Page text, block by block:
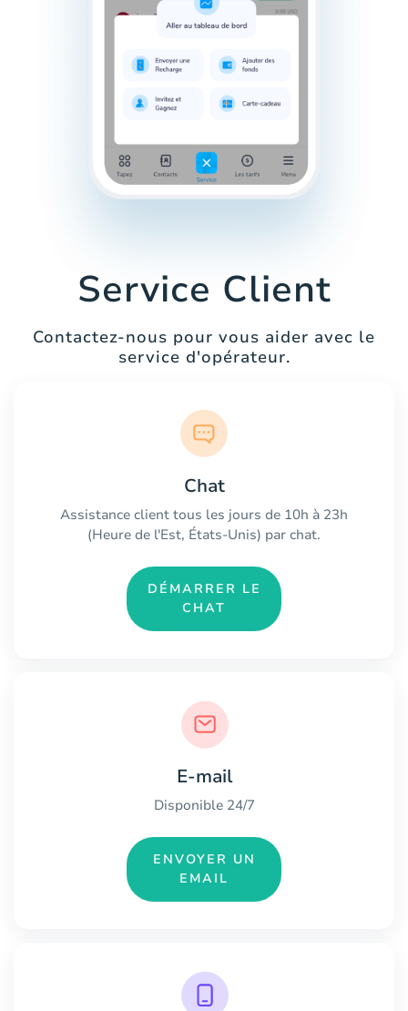
Service Client
Contactez-nous pour vous aider avec le
service d'opérateur.
Chat
Assistance client tous les jours de 10h à 23h
(Heure de l'Est, États-Unis) par chat.
DÉMARRER LE
CHAT
E-mail
Disponible 24/7
ENVOYER UN
EMAIL